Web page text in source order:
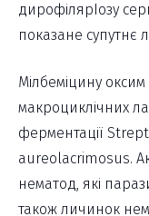
дирофілярІозу
показане супутнє
Мілбеміцину
макроциклічних
ферментації
aureolacrimosus.
нематод, які
також личинок